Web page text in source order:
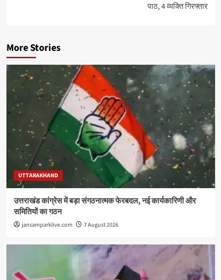
पाठ, 4 व्यक्ति गिरफ्तार
More Stories
UTTARAKHAND
उत्तराखंड कांग्रेस में बड़ा संगठनात्मक फेरबदल, नई कार्यकारिणी और
समितियों का गठन
jansamparklive.com 7 August 2026